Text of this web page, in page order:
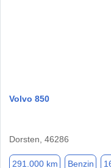
Volvo 850
Dorsten, 46286
291.000 km Benzin